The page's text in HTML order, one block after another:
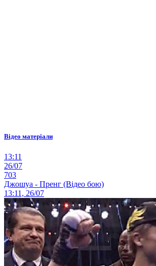
Відео матеріали
13:11
26/07
703
Джошуа - Пренг (Відео бою)
13:11, 26/07